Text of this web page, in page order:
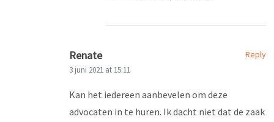
Reply
Renate
3 juni 2021 at 15:11
Kan het iedereen aanbevelen om deze
advocaten in te huren. Ik dacht niet dat de zaak